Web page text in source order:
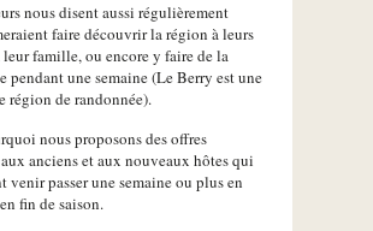
nous disent aussi régulièrement
faire découvrir la région à leurs
leur famille, ou encore y faire de la
pendant une semaine (Le Berry est une
région de randonnée).
nous proposons des offres
anciens et aux nouveaux hôtes qui
venir passer une semaine ou plus en
fin de saison.